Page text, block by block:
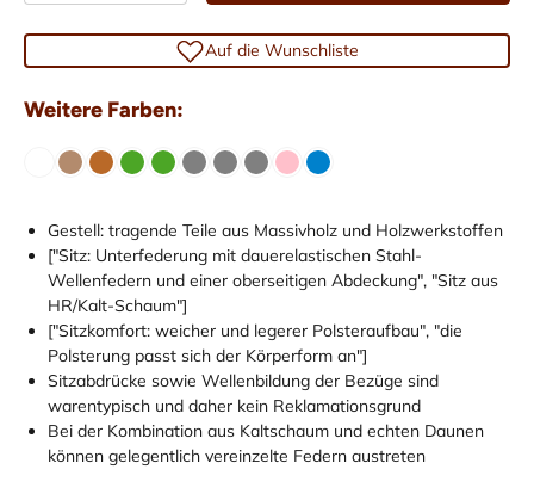
Auf die Wunschliste
Weitere Farben:
Gestell: tragende Teile aus Massivholz und Holzwerkstoffen
["Sitz: Unterfederung mit dauerelastischen Stahl-
Wellenfedern und einer oberseitigen Abdeckung", "Sitz aus
HR/Kalt-Schaum"]
["Sitzkomfort: weicher und legerer Polsteraufbau", "die
Polsterung passt sich der Körperform an"]
Sitzabdrücke sowie Wellenbildung der Bezüge sind
warentypisch und daher kein Reklamationsgrund
Bei der Kombination aus Kaltschaum und echten Daunen
können gelegentlich vereinzelte Federn austreten